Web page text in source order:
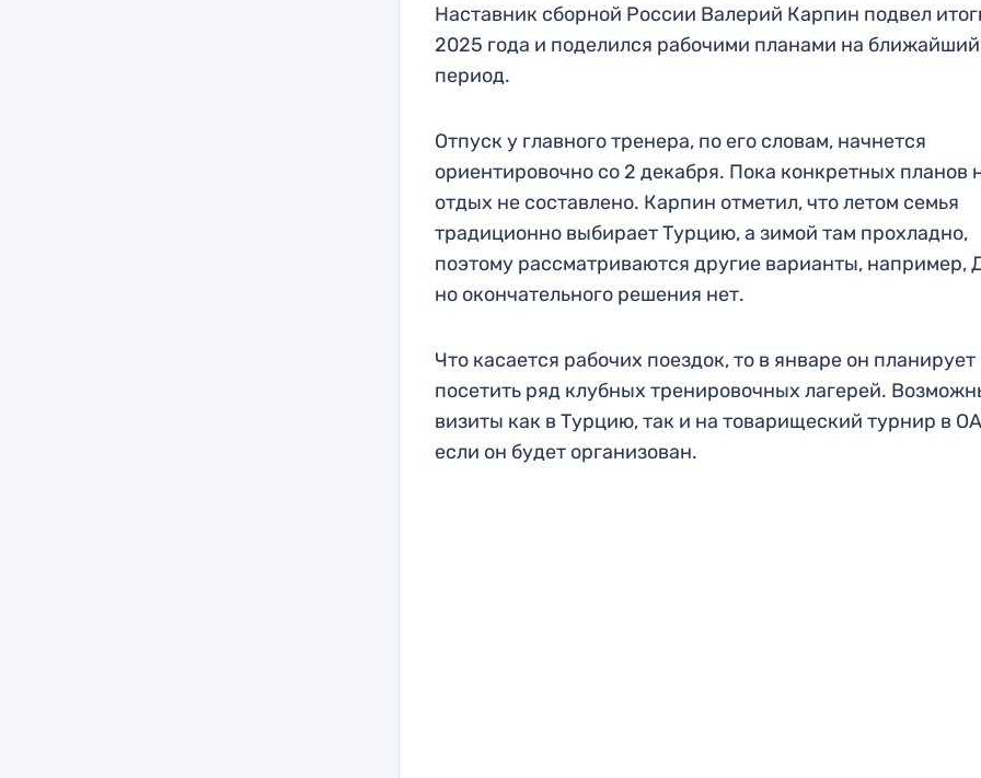
Наставник сборной России Валерий Карпин подвел
2025 года и поделился рабочими планами на ближайший
период.
Отпуск у главного тренера, по его словам, начнется
ориентировочно со 2 декабря. Пока конкретных планов
отдых не составлено. Карпин отметил, что летом семья
традиционно выбирает Турцию, а зимой там прохладно,
поэтому рассматриваются другие варианты, например,
но окончательного решения нет.
Что касается рабочих поездок, то в январе он планирует
посетить ряд клубных тренировочных лагерей.
визиты как в Турцию, так и на товарищеский турнир в
если он будет организован.